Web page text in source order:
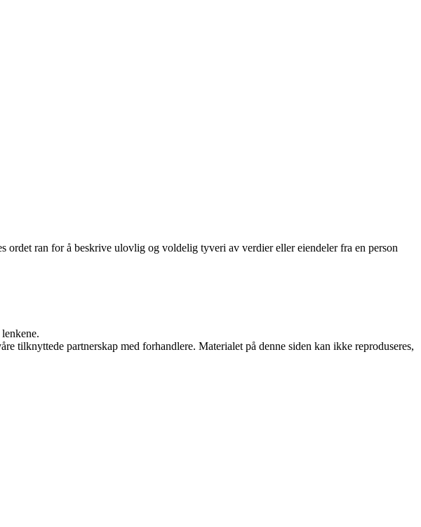
ordet ran for å beskrive ulovlig og voldelig tyveri av verdier eller eiendeler fra en person
tilknyttede partnerskap med forhandlere. Materialet på denne siden kan ikke reproduseres,